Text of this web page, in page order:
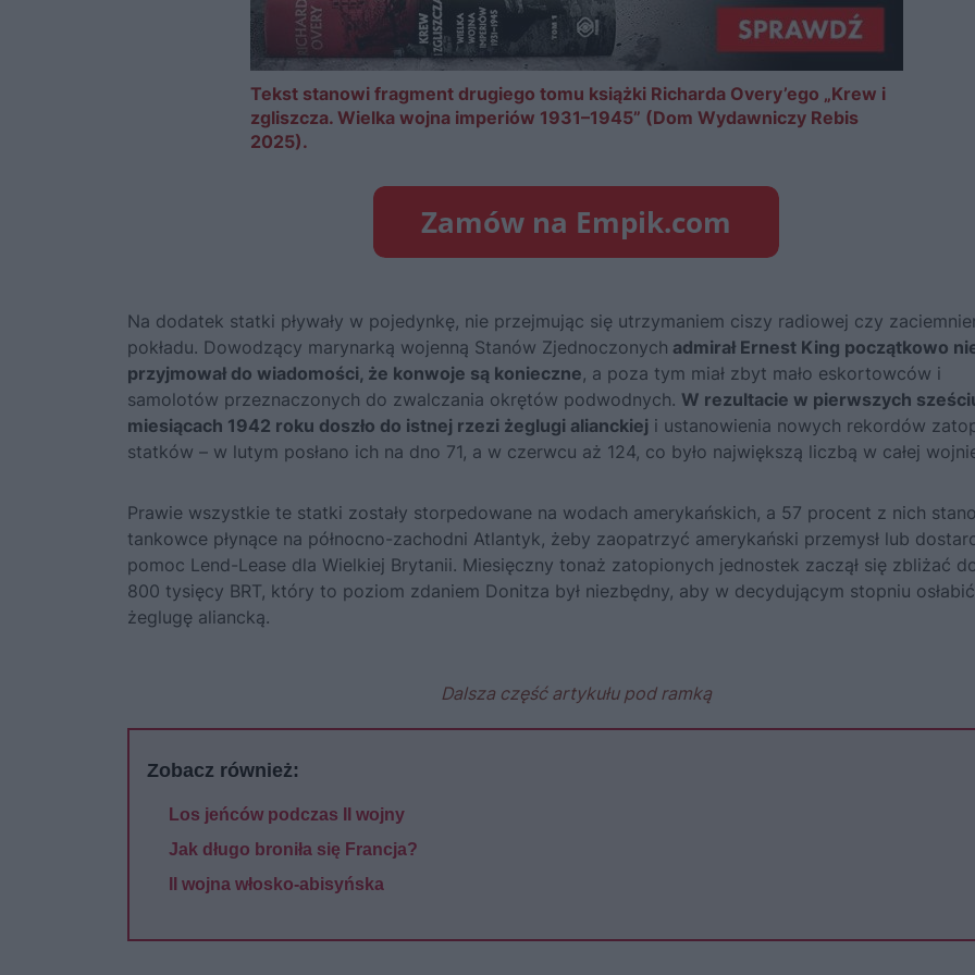
Tekst stanowi fragment drugiego tomu książki Richarda Overy’ego „Krew i
zgliszcza. Wielka wojna imperiów 1931–1945” (Dom Wydawniczy Rebis
2025).
Na dodatek statki pływały w pojedynkę, nie przejmując się utrzymaniem ciszy radiowej czy
pokładu. Dowodzący marynarką wojenną Stanów Zjednoczonych admirał Ernest King początkowo
przyjmował do wiadomości, że konwoje są konieczne, a poza tym miał zbyt mało eskortowców i
samolotów przeznaczonych do zwalczania okrętów podwodnych. W rezultacie w pierwszych
miesiącach 1942 roku doszło do istnej rzezi żeglugi alianckiej i ustanowienia nowych rekordów
statków – w lutym posłano ich na dno 71, a w czerwcu aż 124, co było największą liczbą w całej
Prawie wszystkie te statki zostały storpedowane na wodach amerykańskich, a 57 procent z nich
tankowce płynące na północno-zachodni Atlantyk, żeby zaopatrzyć amerykański przemysł lub
pomoc Lend-Lease dla Wielkiej Brytanii. Miesięczny tonaż zatopionych jednostek zaczął się zbliżać
800 tysięcy BRT, który to poziom zdaniem Donitza był niezbędny, aby w decydującym stopniu osłabić
żeglugę aliancką.
Dalsza część artykułu pod ramką
Zobacz również:
Los jeńców podczas II wojny
Jak długo broniła się Francja?
II wojna włosko-abisyńska